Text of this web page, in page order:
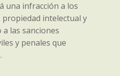
una infracción a los
intelectual y
las sanciones
y penales que